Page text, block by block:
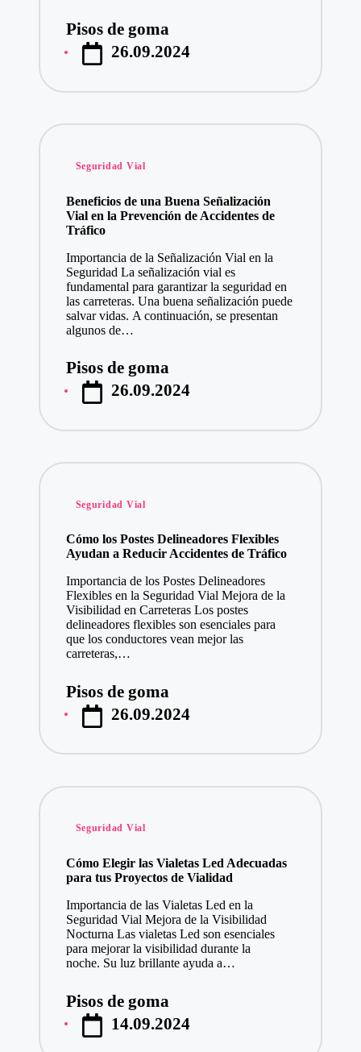
Publicado
por
Pisos de goma
26.09.2024
Publicado
Seguridad Vial
Beneficios de una Buena Señalización
Vial en la Prevención de Accidentes de
Tráfico
Importancia de la Señalización Vial en la
Seguridad La señalización vial es
fundamental para garantizar la seguridad en
las carreteras. Una buena señalización puede
salvar vidas. A continuación, se presentan
algunos de…
Publicado
por
Pisos de goma
26.09.2024
Publicado
Seguridad Vial
Cómo los Postes Delineadores Flexibles
Ayudan a Reducir Accidentes de Tráfico
Importancia de los Postes Delineadores
Flexibles en la Seguridad Vial Mejora de la
Visibilidad en Carreteras Los postes
delineadores flexibles son esenciales para
que los conductores vean mejor las
carreteras,…
Publicado
por
Pisos de goma
26.09.2024
Publicado
Seguridad Vial
Cómo Elegir las Vialetas Led Adecuadas
para tus Proyectos de Vialidad
Importancia de las Vialetas Led en la
Seguridad Vial Mejora de la Visibilidad
Nocturna Las vialetas Led son esenciales
para mejorar la visibilidad durante la
noche. Su luz brillante ayuda a…
Publicado
por
Pisos de goma
14.09.2024